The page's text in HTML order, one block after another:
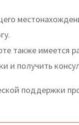
также имеется
и получить
поддержки